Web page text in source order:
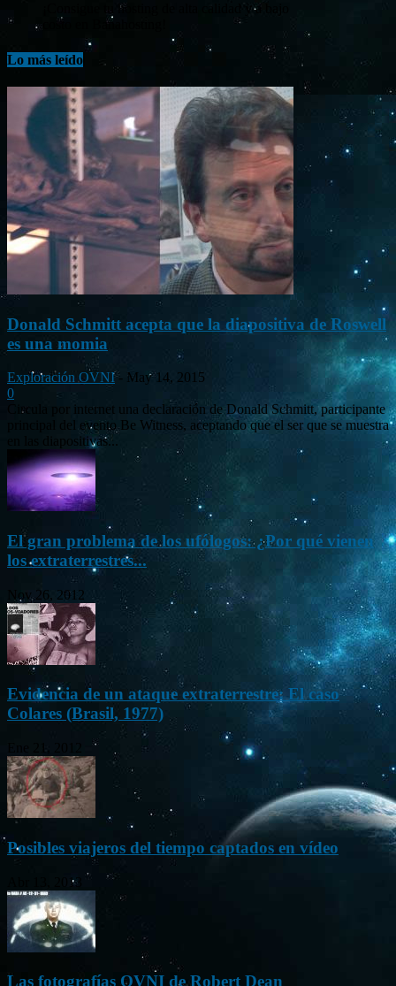
¡Consigue tu hosting de alta calidad y a bajo
costo en Banahosting!
Lo más leído
Donald Schmitt acepta que la diapositiva de Roswell
es una momia
Exploración OVNI - May 14, 2015
0
Circula por internet una declaración de Donald Schmitt, participante
principal del evento Be Witness, aceptando que el ser que se muestra
en las diapositivas...
El gran problema de los ufólogos: ¿Por qué vienen
los extraterrestres...
Nov 26, 2012
Evidencia de un ataque extraterrestre: El caso
Colares (Brasil, 1977)
Posibles viajeros del tiempo captados en vídeo
Abr 13, 2013
Las fotografías OVNI de Robert Dean